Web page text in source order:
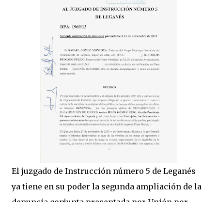
El juzgado de Instrucción número 5 de Leganés
ya tiene en su poder la segunda ampliación de la